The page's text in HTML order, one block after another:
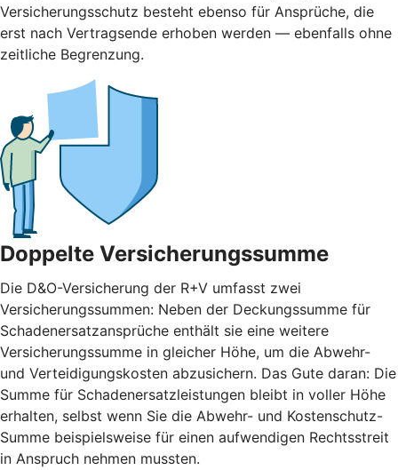
Versicherungsschutz besteht ebenso für Ansprüche, die
erst nach Vertragsende erhoben werden — ebenfalls ohne
zeitliche Begrenzung.
Doppelte Versicherungssumme
Die D&O-Versicherung der R+V umfasst zwei
Versicherungssummen: Neben der Deckungssumme für
Schadenersatzansprüche enthält sie eine weitere
Versicherungssumme in gleicher Höhe, um die Abwehr-
und Verteidigungskosten abzusichern. Das Gute daran: Die
Summe für Schadenersatzleistungen bleibt in voller Höhe
erhalten, selbst wenn Sie die Abwehr- und Kostenschutz-
Summe beispielsweise für einen aufwendigen Rechtsstreit
in Anspruch nehmen mussten.